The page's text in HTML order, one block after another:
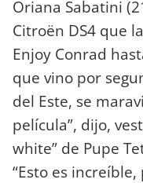
Oriana Sabatini
Citroën DS4 que
Enjoy Conrad
que vino por
del Este, se
película”, dijo,
white” de Pupe
“Esto es increíble,